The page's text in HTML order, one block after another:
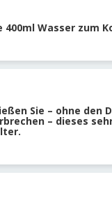
Wasser zum
Sie – ohne den
– dieses